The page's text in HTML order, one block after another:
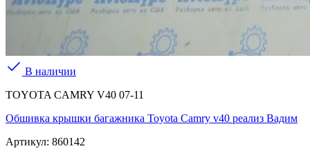
В наличии
TOYOTA CAMRY V40 07-11
Обшивка крышки багажника Toyota Camry v40 реализ Вадим
Артикул: 860142